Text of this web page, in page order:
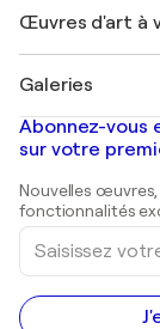
Découvrez une
Marc Chagall
Banksy
Mr. Brainwash
Shepard Fairey
Œuvres d'art à
Tableaux
Peintures de
Estampes
Peintures
Galeries
Galeries d'art
Galeries d'art
Abonnez-vous
sur votre
Nouvelles
fonctionnalités
Saisissez
votre
adresse
e-
mail